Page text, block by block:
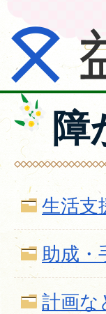
障
生活支
助成・
計画な